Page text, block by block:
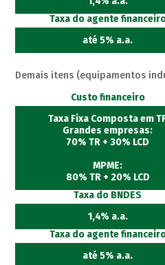
Taxa do agente
até 5% a.a.
Demais itens (equipamentos
Custo financeiro
Taxa Fixa Composta em
Grandes empresas:
70% TR + 30% LCD
MPME:
80% TR + 20% LCD
Taxa do BNDES
1,4% a.a.
Taxa do agente
até 5% a.a.